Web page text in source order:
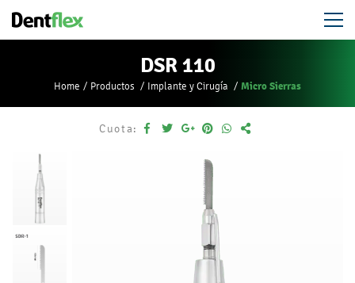
DSR 110
Home Productos Implante y Cirugía Micro Sierras
Cuota: